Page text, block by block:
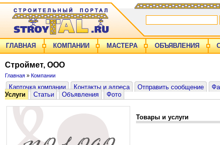
ГЛАВНАЯ КОМПАНИИ МАСТЕРА ОБЪЯВЛЕНИЯ
Строймет, ООО
Главная » Компании
Карточка компании Контакты и адреса Отправить сообщение
Услуги
Статьи Объявления Фото
Товары и услуги